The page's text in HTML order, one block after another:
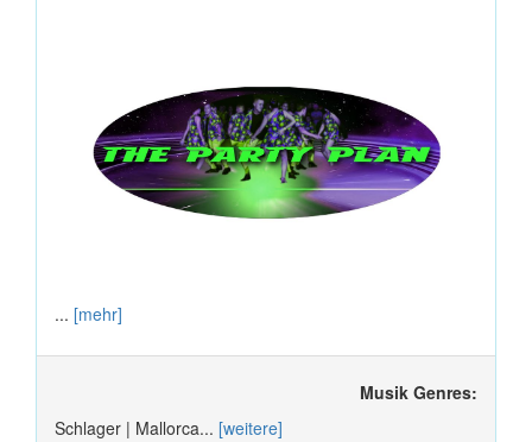
... [mehr]
Musik Genres:
Schlager | Mallorca... [weitere]